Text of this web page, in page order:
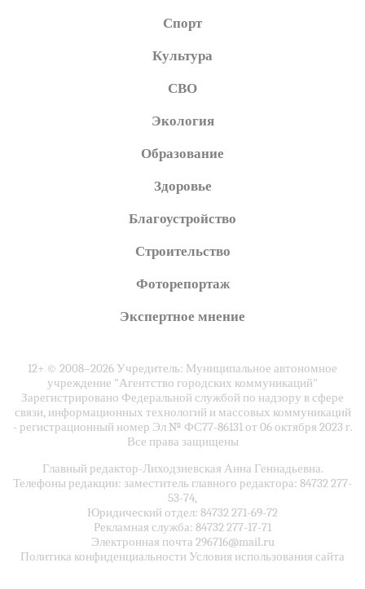
Спорт
Культура
СВО
Экология
Образование
Здоровье
Благоустройство
Строительство
Фоторепортаж
Экспертное мнение
12+ © 2008–2026 Учредитель: Муниципальное автономное
учреждение "Агентство городских коммуникаций"
Зарегистрировано Федеральной службой по надзору в сфере
связи, информационных технологий и массовых коммуникаций
- регистрационный номер Эл № ФС77-86131 от 06 октября 2023 г.
Все права защищены
Главный редактор-Лиходзиевская Анна Геннадьевна.
Телефоны редакции: заместитель главного редактора: 84732 277-
53-74,
Юридический отдел: 84732 271-69-72
Рекламная служба: 84732 277-17-71
Электронная почта 296716@mail.ru
Политика конфиденциальности Условия использования сайта